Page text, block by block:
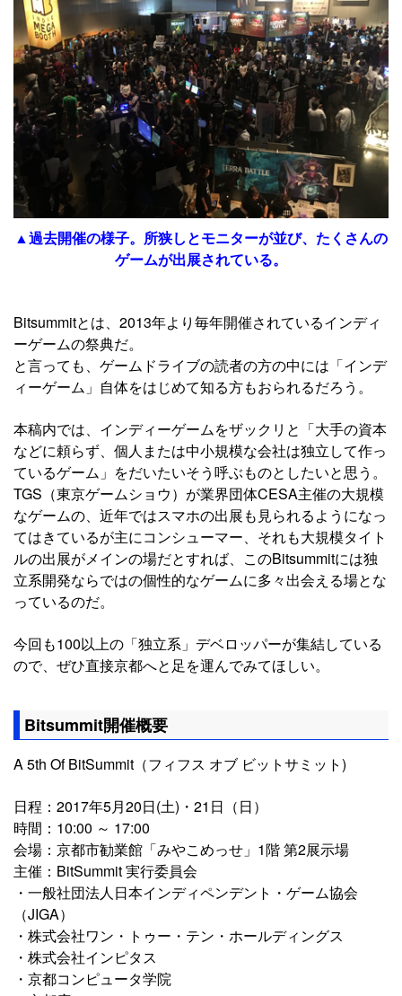
▲過去開催の様子。所狭しとモニターが並び、たくさんの
ゲームが出展されている。
Bitsummitとは、2013年より毎年開催されているインディ
ーゲームの祭典だ。
と言っても、ゲームドライブの読者の方の中には「インデ
ィーゲーム」自体をはじめて知る方もおられるだろう。
本稿内では、インディーゲームをザックリと「大手の資本
などに頼らず、個人または中小規模な会社は独立して作っ
ているゲーム」をだいたいそう呼ぶものとしたいと思う。
TGS（東京ゲームショウ）が業界団体CESA主催の大規模
なゲームの、近年ではスマホの出展も見られるようになっ
てはきているが主にコンシューマー、それも大規模タイト
ルの出展がメインの場だとすれば、このBitsummitには独
立系開発ならではの個性的なゲームに多々出会える場とな
っているのだ。
今回も100以上の「独立系」デベロッパーが集結している
ので、ぜひ直接京都へと足を運んでみてほしい。
Bitsummit開催概要
A 5th Of BitSummit（フィフス オブ ビットサミット)
日程：2017年5月20日(土)・21日（日）
時間：10:00 ～ 17:00
会場：京都市勧業館「みやこめっせ」1階 第2展示場
主催：BitSummit 実行委員会
・一般社団法人日本インディペンデント・ゲーム協会
（JIGA）
・株式会社ワン・トゥー・テン・ホールディングス
・株式会社インピタス
・京都コンピュータ学院